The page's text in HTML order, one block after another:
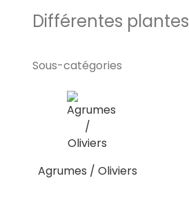
Différentes plantes
Sous-catégories
Agrumes / Oliviers